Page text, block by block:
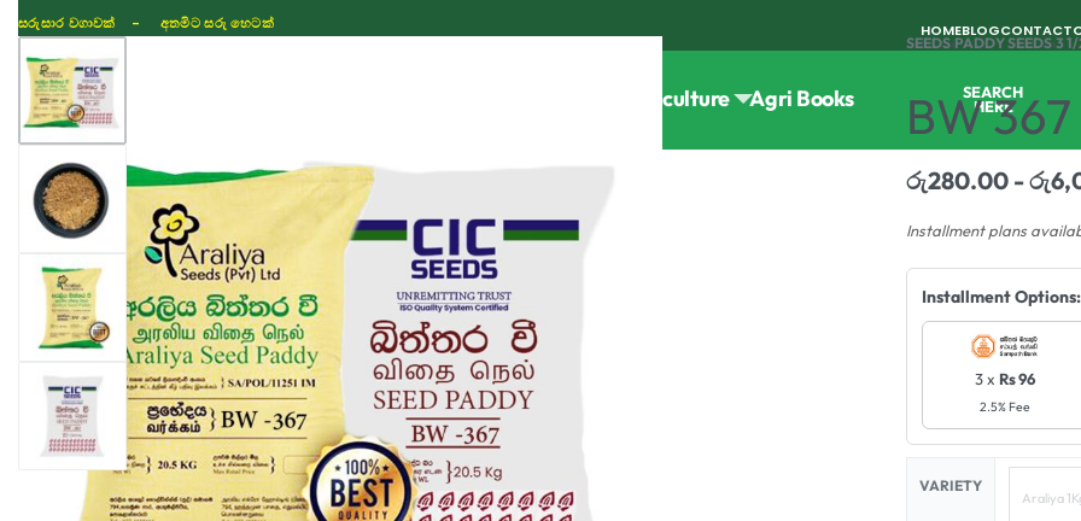
සරුසාර වගාවක් - අතමිට සරු හෙටක් HOMEBLOGCONTACT
Horticulture Agri Books SEARCH
HERE
SEEDS›PADDY SEEDS›3
BW
රු280.00 රු
Installment plans
Installment Options:
3 x Rs 96
2.5% Fee
VARIETY
Araliya